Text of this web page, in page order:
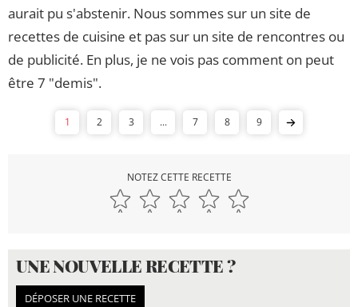
aurait pu s'abstenir. Nous sommes sur un site de
recettes de cuisine et pas sur un site de rencontres ou
de publicité. En plus, je ne vois pas comment on peut
être 7 "demis".
1 2 3 ... 7 8 9
NOTEZ CETTE RECETTE
UNE NOUVELLE RECETTE ?
DÉPOSER UNE RECETTE